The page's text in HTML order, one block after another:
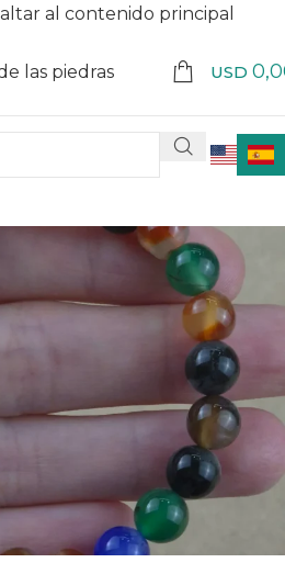
al contenido principal
USD